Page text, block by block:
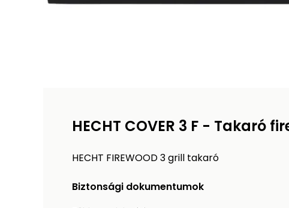
HECHT COVER 3 F - Takaró
HECHT FIREWOOD 3 grill takaró
Biztonsági dokumentumok